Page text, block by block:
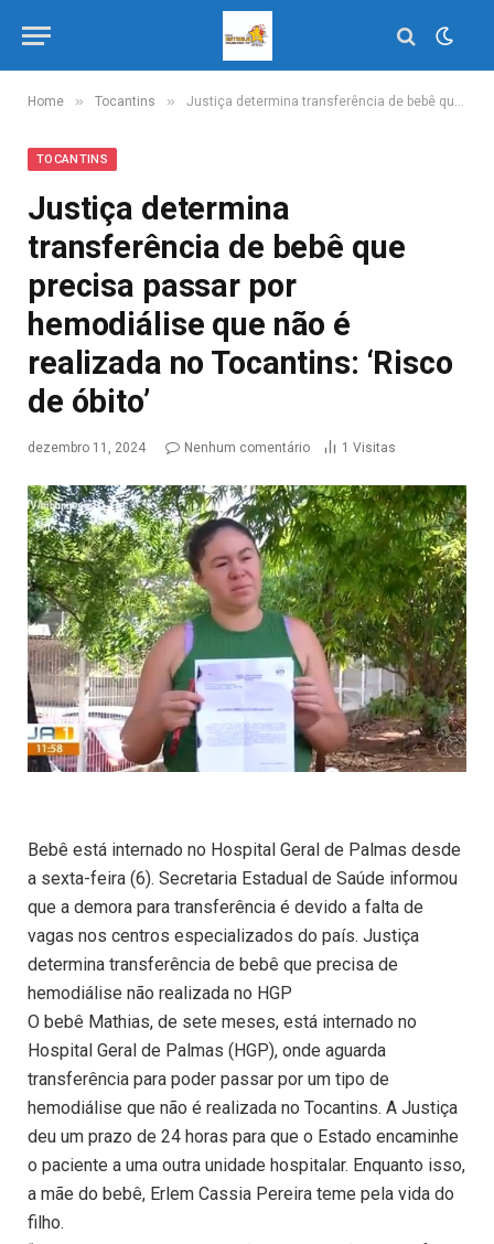
Home » Tocantins » Justiça determina transferência de bebê que precisa passar por hemodiálise que não é realizada no Tocantins: ‘Risco de óbito’
TOCANTINS
Justiça determina
transferência de bebê que
precisa passar por
hemodiálise que não é
realizada no Tocantins: ‘Risco
de óbito’
dezembro 11, 2024 Nenhum comentário 1 Visitas
Bebê está internado no Hospital Geral de Palmas desde
a sexta-feira (6). Secretaria Estadual de Saúde informou
que a demora para transferência é devido a falta de
vagas nos centros especializados do país. Justiça
determina transferência de bebê que precisa de
hemodiálise não realizada no HGP
O bebê Mathias, de sete meses, está internado no
Hospital Geral de Palmas (HGP), onde aguarda
transferência para poder passar por um tipo de
hemodiálise que não é realizada no Tocantins. A Justiça
deu um prazo de 24 horas para que o Estado encaminhe
o paciente a uma outra unidade hospitalar. Enquanto isso,
a mãe do bebê, Erlem Cassia Pereira teme pela vida do
filho.